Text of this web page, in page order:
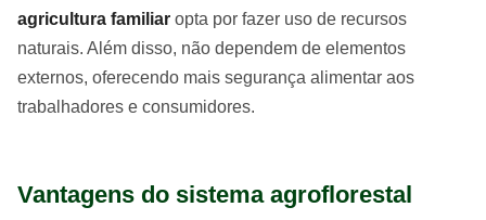
agricultura familiar opta por fazer uso de recursos
naturais. Além disso, não dependem de elementos
externos, oferecendo mais segurança alimentar aos
trabalhadores e consumidores.
Vantagens do sistema agroflorestal